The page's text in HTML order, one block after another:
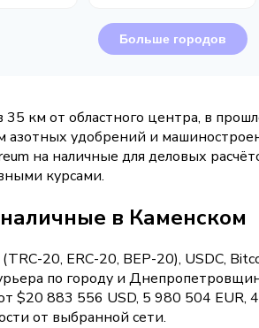
Больше городов
км от областного центра, в
азотных удобрений и
на наличные для деловых
курсами.
в Каменском
20, ERC-20, BEP-20), USDC,
по городу и
$20 883 556 USD, 5 980 504 EUR,
от выбранной сети.